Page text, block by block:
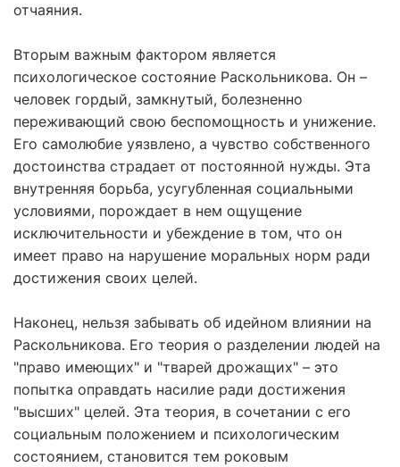
отчаяния.
Вторым важным фактором является
психологическое состояние Раскольникова. Он –
человек гордый, замкнутый, болезненно
переживающий свою беспомощность и унижение.
Его самолюбие уязвлено, а чувство собственного
достоинства страдает от постоянной нужды. Эта
внутренняя борьба, усугубленная социальными
условиями, порождает в нем ощущение
исключительности и убеждение в том, что он
имеет право на нарушение моральных норм ради
достижения своих целей.
Наконец, нельзя забывать об идейном влиянии на
Раскольникова. Его теория о разделении людей на
"право имеющих" и "тварей дрожащих" – это
попытка оправдать насилие ради достижения
"высших" целей. Эта теория, в сочетании с его
социальным положением и психологическим
состоянием, становится тем роковым